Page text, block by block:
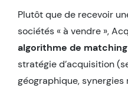
Plutôt que de recevoir
sociétés « à vendre »,
algorithme de matching
stratégie d’acquisition
géographique,